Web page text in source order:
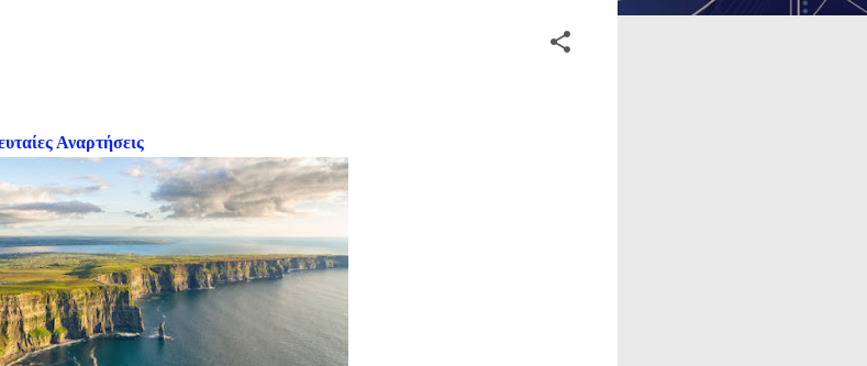
Αναρτήσεις